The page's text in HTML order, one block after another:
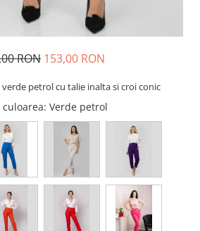
RON 153,00 RON
petrol cu talie inalta si croi conic
culoarea: Verde petrol